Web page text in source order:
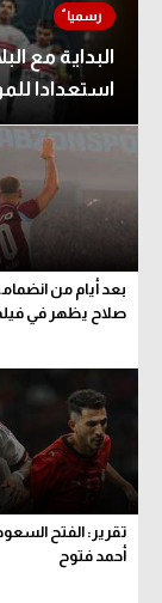
استعدادا
بعد أيام من
صلاح يظهر في
تقرير: الفتح
أحمد فتوح